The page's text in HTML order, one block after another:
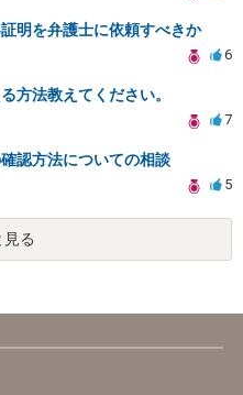
明を弁護士に依頼すべきか
6
方法教えてください。
7
認方法についての相談
5
見る